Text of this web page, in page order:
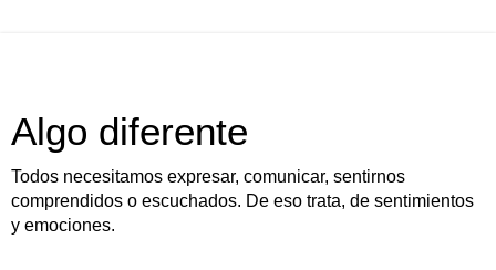
Algo diferente
Todos necesitamos expresar, comunicar, sentirnos
comprendidos o escuchados. De eso trata, de sentimientos
y emociones.